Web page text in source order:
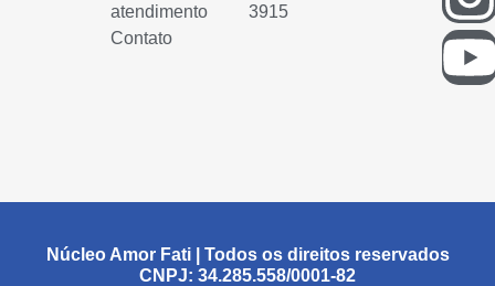
atendimento
Contato
3915
Núcleo Amor Fati | Todos os direitos reservados
CNPJ: 34.285.558/0001-82